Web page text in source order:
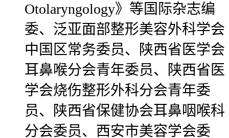
Otolaryngology》等国际杂志编
委、泛亚面部整形美容外科学会
中国区常务委员、陕西省医学会
耳鼻喉分会青年委员、陕西省医
学会烧伤整形外科分会青年委
员、陕西省保健协会耳鼻咽喉科
分会委员、西安市美容学会委